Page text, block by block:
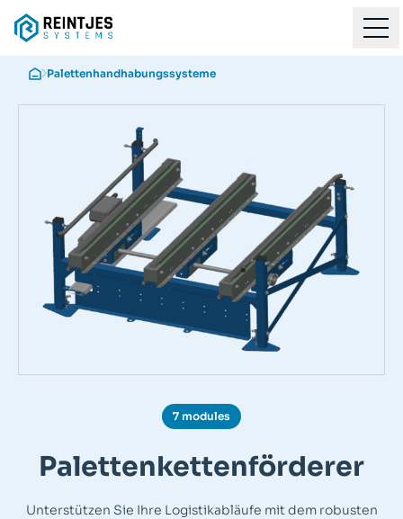
Palettenhandhabungssysteme
7 modules
Palettenkettenförderer
Unterstützen Sie Ihre Logistikabläufe mit dem robusten